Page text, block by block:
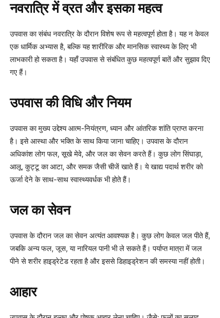
नवरात्रि में व्रत और इसका महत्व
उपवास का संबंध नवरात्रि के दौरान विशेष रूप से महत्वपूर्ण होता है। यह न केवल
एक धार्मिक अभ्यास है, बल्कि यह शारीरिक और मानसिक स्वास्थ्य के लिए भी
लाभकारी हो सकता है। यहाँ उपवास से संबंधित कुछ महत्वपूर्ण बातें और सुझाव दिए
गए हैं।
उपवास की विधि और नियम
उपवास का मुख्य उद्देश्य आत्म-नियंत्रण, ध्यान और आंतरिक शांति प्राप्त करना
है। इसे आस्था और भक्ति के साथ किया जाना चाहिए। उपवास के दौरान
अधिकांश लोग फल, सूखे मेवे, और जल का सेवन करते हैं। कुछ लोग सिंघाड़ा,
आलू, कुट्टू का आटा, और समक जैसी चीजें खाते हैं। ये खाद्य पदार्थ शरीर को
ऊर्जा देने के साथ-साथ स्वास्थ्यवर्धक भी होते हैं।
जल का सेवन
उपवास के दौरान जल का सेवन अत्यंत आवश्यक है। कुछ लोग केवल जल पीते हैं,
जबकि अन्य फल, जूस, या नारियल पानी भी ले सकते हैं। पर्याप्त मात्रा में जल
पीने से शरीर हाइड्रेटेड रहता है और इससे डिहाइड्रेशन की समस्या नहीं होती।
आहार